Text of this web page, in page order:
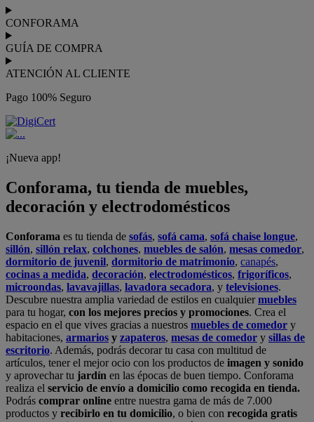
CONFORAMA
GUÍA DE COMPRA
ATENCIÓN AL CLIENTE
Pago 100% Seguro
¡Nueva app!
Conforama, tu tienda de muebles,
decoración y electrodomésticos
Conforama es tu tienda de sofás, sofá cama, sofá chaise longue,
sillón, sillón relax, colchones, muebles de salón, mesas comedor,
dormitorio de juvenil, dormitorio de matrimonio, canapés,
cocinas a medida, decoración, electrodomésticos, frigoríficos,
microondas, lavavajillas, lavadora secadora, y televisiones.
Descubre nuestra amplia variedad de estilos en cualquiermuebles
para tu hogar, con los mejores precios y promociones. Crea el
espacio en el que vives gracias a nuestros muebles de comedor y
habitaciones, armarios y zapateros, mesas de comedor y sillas de
escritorio. Además, podrás decorar tu casa con multitud de
artículos, tener el mejor ocio con los productos de imagen y sonido
y aprovechar tu jardín en las épocas de buen tiempo. Conforama
realiza el servicio de envío a domicilio como recogida en tienda.
Podrás comprar online entre nuestra gama de más de 7.000
productos y recibirlo en tu domicilio, o bien con recogida gratis